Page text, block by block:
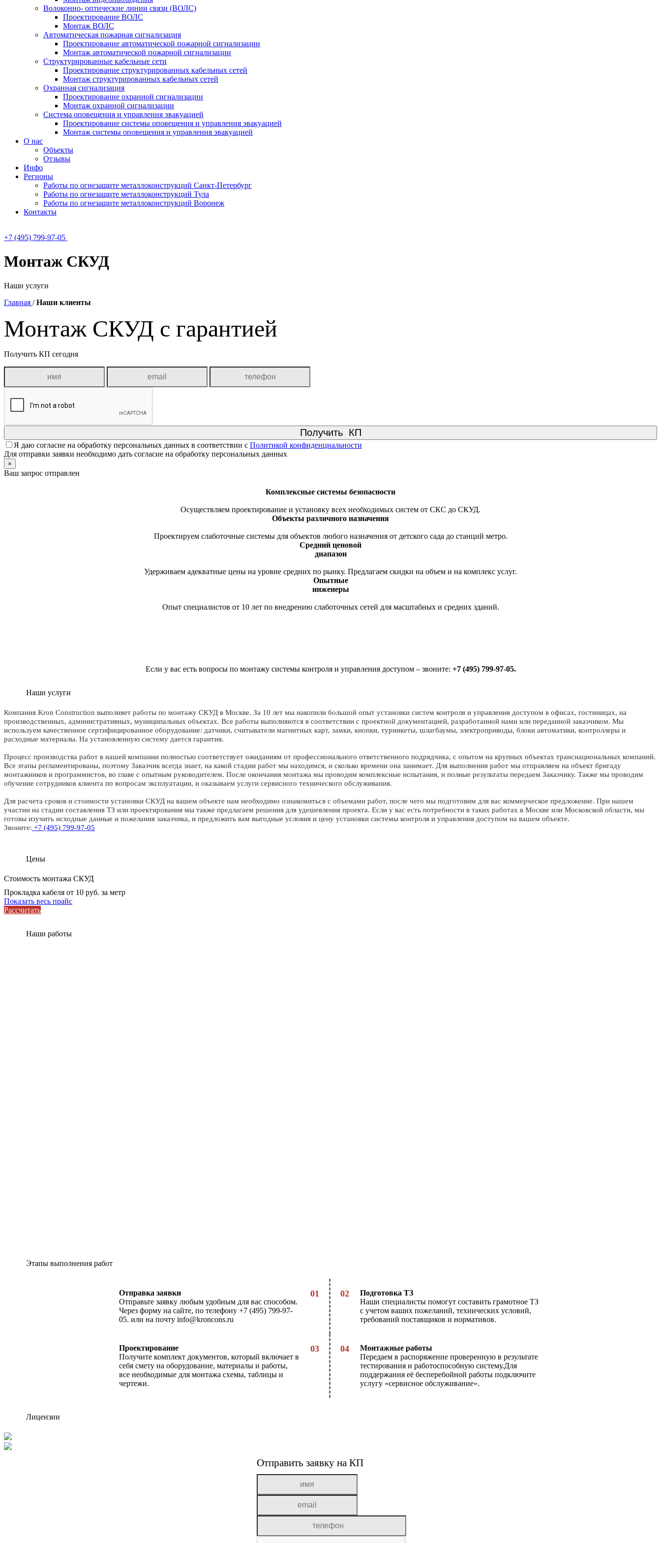
Волоконно- оптические линии связи (ВОЛС)
Проектирование ВОЛС
Монтаж ВОЛС
Автоматическая пожарная сигнализация
Проектирование автоматической пожарной сигнализации
Монтаж автоматической пожарной сигнализации
Структурированные кабельные сети
Проектирование структурированных кабельных сетей
Монтаж структурированных кабельных сетей
Охранная сигнализация
Проектирование охранной сигнализации
Монтаж охранной сигнализации
Система оповещения и управления эвакуацией
Проектирование системы оповещения и управления эвакуацией
Монтаж системы оповещения и управления эвакуацией
О нас
Объекты
Отзывы
Инфо
Регионы
Работы по огнезащите металлоконструкций Санкт-Петербург
Работы по огнезащите металлоконструкций Тула
Работы по огнезащите металлоконструкций Воронеж
Контакты
+7 (495) 799-97-05
Монтаж СКУД
Наши услуги
Главная /Наши клиенты
Монтаж СКУД с гарантией
Получить КП сегодня
Я даю согласие на обработку персональных данных в соответствии с Политикой конфиденциальности
Для отправки заявки необходимо дать согласие на обработку персональных данных
×
Ваш запрос отправлен
Комплексные системы безопасности
Осуществляем проектирование и установку всех необходимых систем от СКС до СКУД.
Объекты различного назначения
Проектируем слаботочные системы для объектов любого назначения от детского сада до станций метро.
Средний ценовой
диапазон
Удерживаем адекватные цены на уровне средних по рынку. Предлагаем скидки на объем и на комплекс услуг.
Опытные
инженеры
Опыт специалистов от 10 лет по внедрению слаботочных сетей для масштабных и средних зданий.
Если у вас есть вопросы по монтажу системы контроля и управления доступом – звоните: +7 (495) 799-97-05.
Наши услуги
Компания Kron Construction выполняет работы по монтажу СКУД в Москве. За 10 лет мы накопили большой опыт установки систем контроля и управления доступом в офисах, гостиницах, на
производственных, административных, муниципальных объектах. Все работы выполняются в соответствии с проектной документацией, разработанной нами или переданной заказчиком. Мы
используем качественное сертифицированное оборудование: датчики, считыватели магнитных карт, замки, кнопки, турникеты, шлагбаумы, электроприводы, блоки автоматики, контроллеры и
расходные материалы. На установленную систему дается гарантия.
Процесс производства работ в нашей компании полностью соответствует ожиданиям от профессионального ответственного подрядчика, с опытом на крупных объектах транснациональных компаний.
Все этапы регламентированы, поэтому Заказчик всегда знает, на какой стадии работ мы находимся, и сколько времени она занимает. Для выполнения работ мы отправляем на объект бригаду
монтажников и программистов, во главе с опытным руководителем. После окончания монтажа мы проводим комплексные испытания, и полные результаты передаем Заказчику. Также мы проводим
обучение сотрудников клиента по вопросам эксплуатации, и оказываем услуги сервисного технического обслуживания.
Для расчета сроков и стоимости установки СКУД на вашем объекте нам необходимо ознакомиться с объемами работ, после чего мы подготовим для вас коммерческое предложение. При нашем
участии на стадии составления ТЗ или проектирования мы также предлагаем решения для удешевления проекта. Если у вас есть потребности в таких работах в Москве или Московской области, мы
готовы изучить исходные данные и пожелания заказчика, и предложить вам выгодные условия и цену установки системы контроля и управления доступом на вашем объекте.
Звоните: +7 (495) 799-97-05
Цены
Стоимость монтажа СКУД
Прокладка кабеля от 10 руб. за метр
Показать весь прайс
Рассчитать
Наши работы
Этапы выполнения работ
01
Отправка заявки
Отправьте заявку любым удобным для вас способом.
Через форму на сайте, по телефону +7 (495) 799-97-
05. или на почту info@kroncons.ru
02
Подготовка ТЗ
Наши специалисты помогут составить грамотное ТЗ
с учетом ваших пожеланий, технических условий,
требований поставщиков и нормативов.
03
Проектирование
Получите комплект документов, который включает в
себя смету на оборудование, материалы и работы,
все необходимые для монтажа схемы, таблицы и
чертежи.
04
Монтажные работы
Передаем в распоряжение проверенную в результате
тестирования и работоспособную систему.Для
поддержания её бесперебойной работы подключите
услугу «сервисное обслуживание».
Лицензии
Отправить заявку на КП